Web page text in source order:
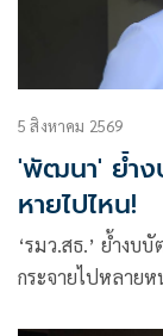
5 สิงหาคม 2569
'พัฒนา' ย้ำง
หายไปไหน!
‘รมว.สธ.’ ย้ำงบ
กระจายไปหลาย